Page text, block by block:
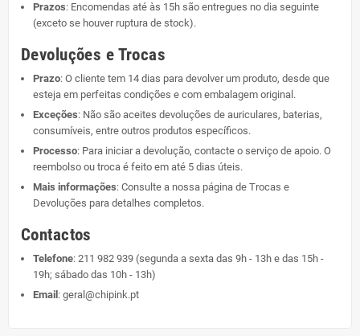
Prazos: Encomendas até às 15h são entregues no dia seguinte
(exceto se houver ruptura de stock).
Devoluções e Trocas
Prazo: O cliente tem 14 dias para devolver um produto, desde que
esteja em perfeitas condições e com embalagem original.
Exceções: Não são aceites devoluções de auriculares, baterias,
consumíveis, entre outros produtos específicos.
Processo: Para iniciar a devolução, contacte o serviço de apoio. O
reembolso ou troca é feito em até 5 dias úteis.
Mais informações: Consulte a nossa página de Trocas e
Devoluções para detalhes completos.
Contactos
Telefone: 211 982 939 (segunda a sexta das 9h - 13h e das 15h -
19h; sábado das 10h - 13h)
Email : geral@chipink.pt